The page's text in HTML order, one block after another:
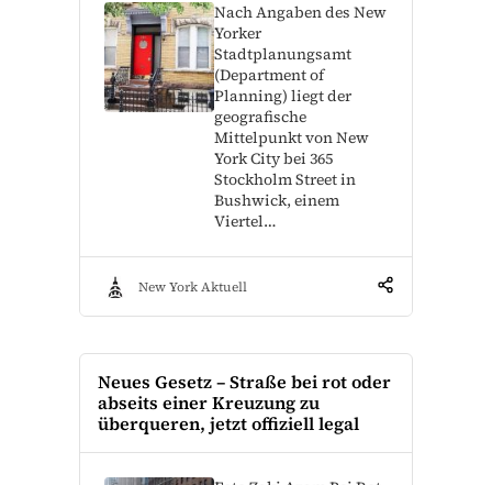
Nach Angaben des New
Yorker
Stadtplanungsamt
(Department of
Planning) liegt der
geografische
Mittelpunkt von New
York City bei 365
Stockholm Street in
Bushwick, einem
Viertel…
New York Aktuell
Neues Gesetz – Straße bei rot oder
abseits einer Kreuzung zu
überqueren, jetzt offiziell legal